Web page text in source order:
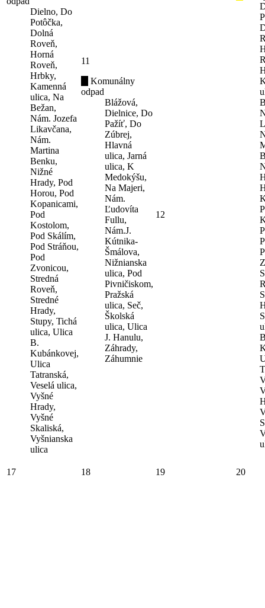
Dielno, Do
Potôčka,
Dolná
Roveň,
Horná
Roveň,
Hrbky,
Kamenná
ulica, Na
Bežan,
Nám. Jozefa
Likavčana,
Nám.
Martina
Benku,
Nižné
Hrady, Pod
Horou, Pod
Kopanicami,
Pod
Kostolom,
Pod Skálím,
Pod Stráňou,
Pod
Zvonicou,
Stredná
Roveň,
Stredné
Hrady,
Stupy, Tichá
ulica, Ulica
B.
Kubánkovej,
Ulica
Tatranská,
Veselá ulica,
Vyšné
Hrady,
Vyšné
Skaliská,
Vyšnianska
ulica
11
Komunálny
odpad
Blážová,
Dielnice, Do
Pažíť, Do
Zúbrej,
Hlavná
ulica, Jarná
ulica, K
Medokýšu,
Na Majeri,
Nám.
Ľudovíta
Fullu,
Nám.J.
Kútnika-
Šmálova,
Nižnianska
ulica, Pod
Pivničiskom,
Pražská
ulica, Seč,
Školská
ulica, Ulica
J. Hanulu,
Záhrady,
Záhumnie
12
17 18 19 20